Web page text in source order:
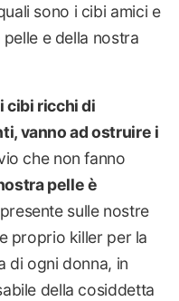
sono i cibi amici e
e della nostra
i cibi ricchi di
vanno ad ostruire i
che non fanno
pelle è
sulle nostre
proprio killer per la
di ogni donna, in
della cosiddetta